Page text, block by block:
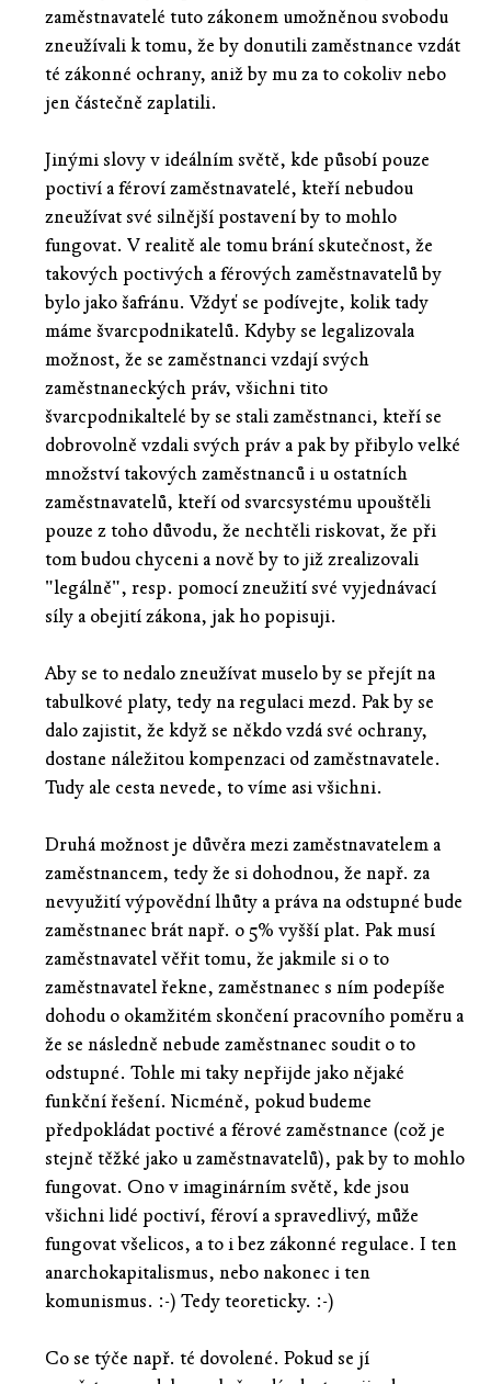
zaměstnavatelé tuto zákonem umožněnou svobodu
zneužívali k tomu, že by donutili zaměstnance vzdát
té zákonné ochrany, aniž by mu za to cokoliv nebo
jen částečně zaplatili.
Jinými slovy v ideálním světě, kde působí pouze
poctiví a féroví zaměstnavatelé, kteří nebudou
zneužívat své silnější postavení by to mohlo
fungovat. V realitě ale tomu brání skutečnost, že
takových poctivých a férových zaměstnavatelů by
bylo jako šafránu. Vždyť se podívejte, kolik tady
máme švarcpodnikatelů. Kdyby se legalizovala
možnost, že se zaměstnanci vzdají svých
zaměstnaneckých práv, všichni tito
švarcpodnikaltelé by se stali zaměstnanci, kteří se
dobrovolně vzdali svých práv a pak by přibylo velké
množství takových zaměstnanců i u ostatních
zaměstnavatelů, kteří od svarcsystému upouštěli
pouze z toho důvodu, že nechtěli riskovat, že při
tom budou chyceni a nově by to již zrealizovali
"legálně", resp. pomocí zneužití své vyjednávací
síly a obejití zákona, jak ho popisuji.
Aby se to nedalo zneužívat muselo by se přejít na
tabulkové platy, tedy na regulaci mezd. Pak by se
dalo zajistit, že když se někdo vzdá své ochrany,
dostane náležitou kompenzaci od zaměstnavatele.
Tudy ale cesta nevede, to víme asi všichni.
Druhá možnost je důvěra mezi zaměstnavatelem a
zaměstnancem, tedy že si dohodnou, že např. za
nevyužití výpovědní lhůty a práva na odstupné bude
zaměstnanec brát např. o 5% vyšší plat. Pak musí
zaměstnavatel věřit tomu, že jakmile si o to
zaměstnavatel řekne, zaměstnanec s ním podepíše
dohodu o okamžitém skončení pracovního poměru a
že se následně nebude zaměstnanec soudit o to
odstupné. Tohle mi taky nepřijde jako nějaké
funkční řešení. Nicméně, pokud budeme
předpokládat poctivé a férové zaměstnance (což je
stejně těžké jako u zaměstnavatelů), pak by to mohlo
fungovat. Ono v imaginárním světě, kde jsou
všichni lidé poctiví, féroví a spravedlivý, může
fungovat všelicos, a to i bez zákonné regulace. I ten
anarchokapitalismus, nebo nakonec i ten
komunismus. :-) Tedy teoreticky. :-)
Co se týče např. té dovolené. Pokud se jí